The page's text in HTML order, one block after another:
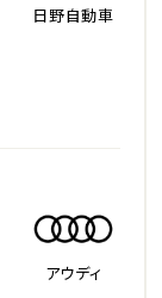
日野自動車
アウディ